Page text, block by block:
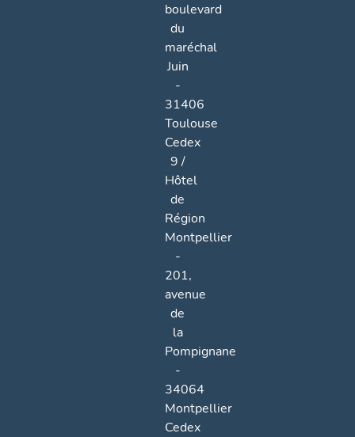
boulevard
du
maréchal
Juin
-
31406
Toulouse
Cedex
9 /
Hôtel
de
Région
Montpellier
-
201,
avenue
de
la
Pompignane
-
34064
Montpellier
Cedex